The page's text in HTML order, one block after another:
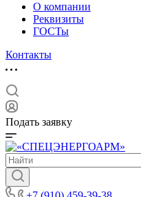
О компании
Реквизиты
ГОСТы
Контакты
Подать заявку